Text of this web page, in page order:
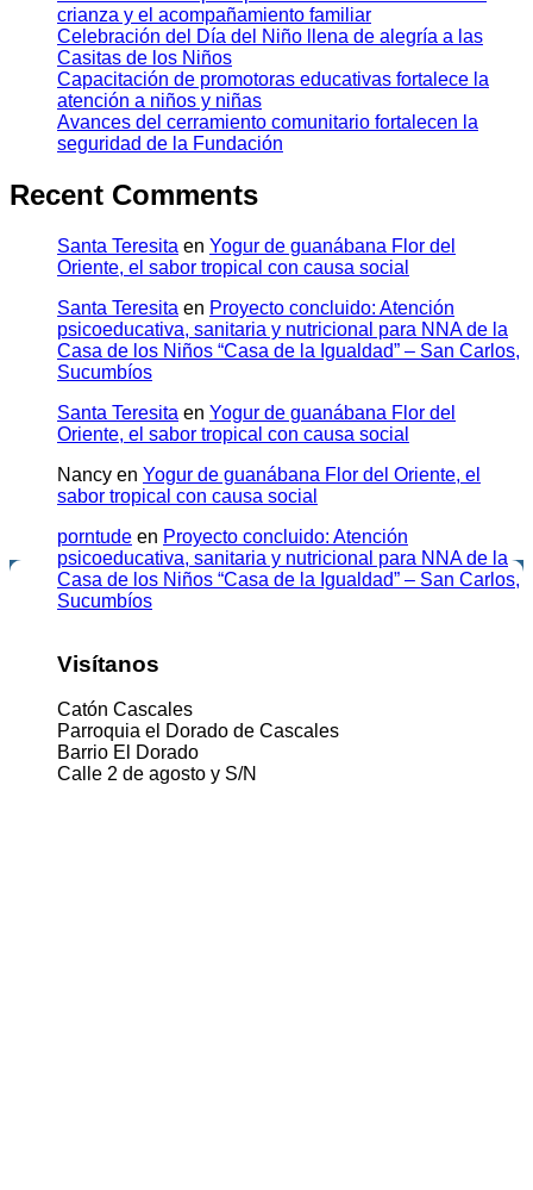
crianza y el acompañamiento familiar
Celebración del Día del Niño llena de alegría a las
Casitas de los Niños
Capacitación de promotoras educativas fortalece la
atención a niños y niñas
Avances del cerramiento comunitario fortalecen la
seguridad de la Fundación
Recent Comments
Santa Teresita en Yogur de guanábana Flor del
Oriente, el sabor tropical con causa social
Santa Teresita en Proyecto concluido: Atención
psicoeducativa, sanitaria y nutricional para NNA de la
Casa de los Niños “Casa de la Igualdad” – San Carlos,
Sucumbíos
Santa Teresita en Yogur de guanábana Flor del
Oriente, el sabor tropical con causa social
Nancy en Yogur de guanábana Flor del Oriente, el
sabor tropical con causa social
porntude en Proyecto concluido: Atención
psicoeducativa, sanitaria y nutricional para NNA de la
Casa de los Niños “Casa de la Igualdad” – San Carlos,
Sucumbíos
Visítanos
Catón Cascales
Parroquia el Dorado de Cascales
Barrio El Dorado
Calle 2 de agosto y S/N